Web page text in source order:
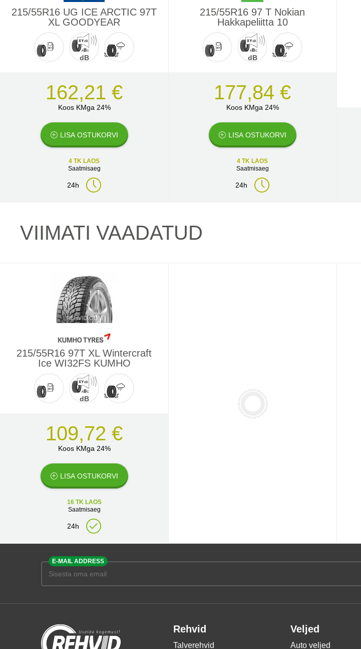
215/55R16 UG ICE ARCTIC 97T
XL GOODYEAR
dB
162,21 €
Koos KMga 24%
LISA OSTUKORVI
4 TK LAOS
Saatmisaeg
24h
215/55R16 97 T Nokian
Hakkapeliitta 10
dB
177,84 €
Koos KMga 24%
LISA OSTUKORVI
4 TK LAOS
Saatmisaeg
24h
VIIMATI VAADATUD
215/55R16 97T XL Wintercraft
Ice WI32FS KUMHO
dB
109,72 €
Koos KMga 24%
LISA OSTUKORVI
16 TK LAOS
Saatmisaeg
24h
E-MAIL ADDRESS
Rehvid
Talverehvid
Veljed
Auto veljed